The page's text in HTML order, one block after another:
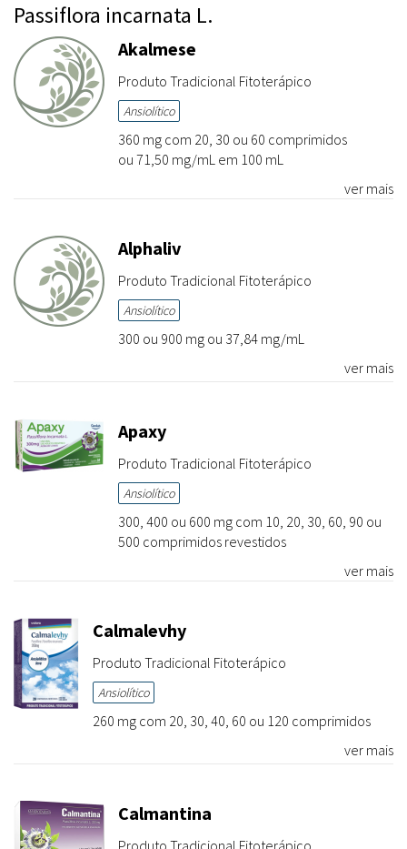
Passiflora incarnata L.
Akalmese
Produto Tradicional Fitoterápico
Ansiolítico
360 mg com 20, 30 ou 60 comprimidos
ou 71,50 mg/mL em 100 mL
ver mais
Alphaliv
Produto Tradicional Fitoterápico
Ansiolítico
300 ou 900 mg ou 37,84 mg/mL
ver mais
Apaxy
Produto Tradicional Fitoterápico
Ansiolítico
300, 400 ou 600 mg com 10, 20, 30, 60, 90 ou
500 comprimidos revestidos
ver mais
Calmalevhy
Produto Tradicional Fitoterápico
Ansiolítico
260 mg com 20, 30, 40, 60 ou 120 comprimidos
ver mais
Calmantina